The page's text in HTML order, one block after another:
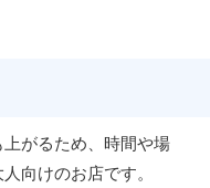
がるため、時間や場
向けのお店です。